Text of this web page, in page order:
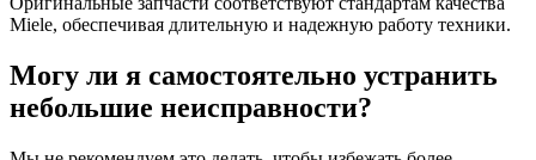
Miele, обеспечивая длительную и надежную работу техники.
Могу ли я самостоятельно устранить
небольшие неисправности?